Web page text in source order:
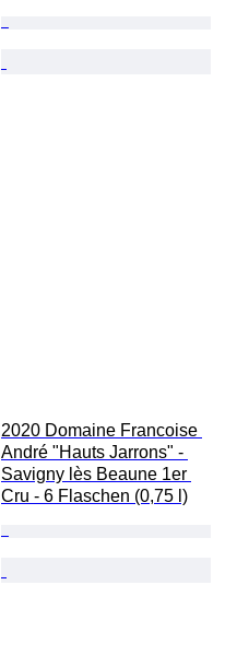
2020 Domaine Francoise
André "Hauts Jarrons" -
Savigny lès Beaune 1er
Cru - 6 Flaschen (0,75 l)